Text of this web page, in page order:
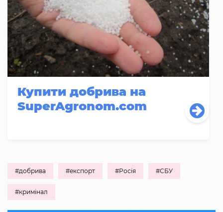
Купити добрива на
SuperAgronom.com
#добрива #експорт #Росія #СБУ
#кримінал